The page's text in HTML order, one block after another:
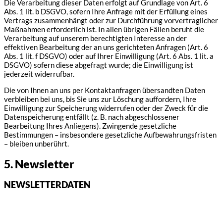
Die Verarbeitung dieser Daten erfolgt auf Grundlage von Art. 6
Abs. 1 lit. b DSGVO, sofern Ihre Anfrage mit der Erfüllung eines
Vertrags zusammenhängt oder zur Durchführung vorvertraglicher
Maßnahmen erforderlich ist. In allen übrigen Fällen beruht die
Verarbeitung auf unserem berechtigten Interesse an der
effektiven Bearbeitung der an uns gerichteten Anfragen (Art. 6
Abs. 1 lit. f DSGVO) oder auf Ihrer Einwilligung (Art. 6 Abs. 1 lit. a
DSGVO) sofern diese abgefragt wurde; die Einwilligung ist
jederzeit widerrufbar.
Die von Ihnen an uns per Kontaktanfragen übersandten Daten
verbleiben bei uns, bis Sie uns zur Löschung auffordern, Ihre
Einwilligung zur Speicherung widerrufen oder der Zweck für die
Datenspeicherung entfällt (z. B. nach abgeschlossener
Bearbeitung Ihres Anliegens). Zwingende gesetzliche
Bestimmungen – insbesondere gesetzliche Aufbewahrungsfristen
– bleiben unberührt.
5. Newsletter
NEWSLETTER­DATEN